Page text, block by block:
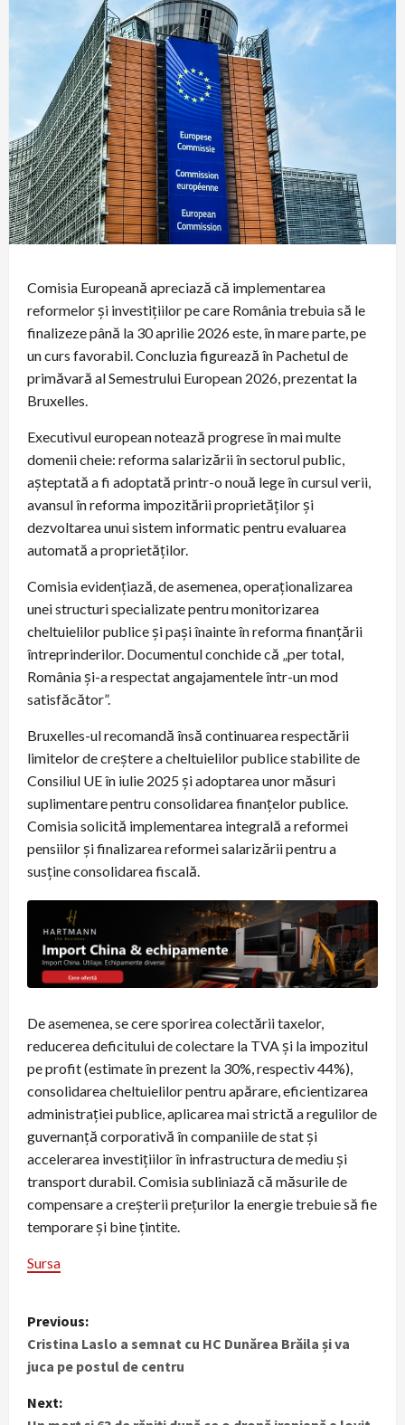
Comisia Europeană apreciază că implementarea
reformelor şi investiţiilor pe care România trebuia să le
finalizeze până la 30 aprilie 2026 este, în mare parte, pe
un curs favorabil. Concluzia figurează în Pachetul de
primăvară al Semestrului European 2026, prezentat la
Bruxelles.
Executivul european notează progrese în mai multe
domenii cheie: reforma salarizării în sectorul public,
aşteptată a fi adoptată printr-o nouă lege în cursul verii,
avansul în reforma impozitării proprietăţilor şi
dezvoltarea unui sistem informatic pentru evaluarea
automată a proprietăţilor.
Comisia evidenţiază, de asemenea, operaţionalizarea
unei structuri specializate pentru monitorizarea
cheltuielilor publice şi paşi înainte în reforma finanţării
întreprinderilor. Documentul conchide că „per total,
România şi-a respectat angajamentele într-un mod
satisfăcător”.
Bruxelles-ul recomandă însă continuarea respectării
limitelor de creştere a cheltuielilor publice stabilite de
Consiliul UE în iulie 2025 şi adoptarea unor măsuri
suplimentare pentru consolidarea finanţelor publice.
Comisia solicită implementarea integrală a reformei
pensiilor şi finalizarea reformei salarizării pentru a
susţine consolidarea fiscală.
De asemenea, se cere sporirea colectării taxelor,
reducerea deficitului de colectare la TVA şi la impozitul
pe profit (estimate în prezent la 30%, respectiv 44%),
consolidarea cheltuielilor pentru apărare, eficientizarea
administraţiei publice, aplicarea mai strictă a regulilor de
guvernanţă corporativă în companiile de stat şi
accelerarea investiţiilor în infrastructura de mediu şi
transport durabil. Comisia subliniază că măsurile de
compensare a creşterii preţurilor la energie trebuie să fie
temporare şi bine ţintite.
Sursa
P
o
s
Previous:
Cristina Laslo a semnat cu HC Dunărea Brăila și va
juca pe postul de centru
Next: